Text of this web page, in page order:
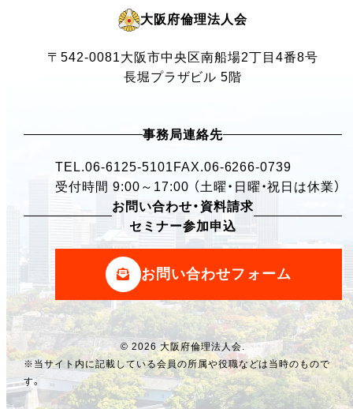
大阪府倫理法人会
〒542-0081大阪市中央区南船場2丁目4番8号
長堀プラザビル 5階
事務局連絡先
TEL.06-6125-5101 FAX.06-6266-0739
受付時間 9:00～17:00 （土曜・日曜・祝日は休業）
お問い合わせ・資料請求
セミナー参加申込
お問い合わせフォーム
© 2026 大阪府倫理法人会.
※当サイト内に記載している会員の所属や役職などは当時のもので
す。